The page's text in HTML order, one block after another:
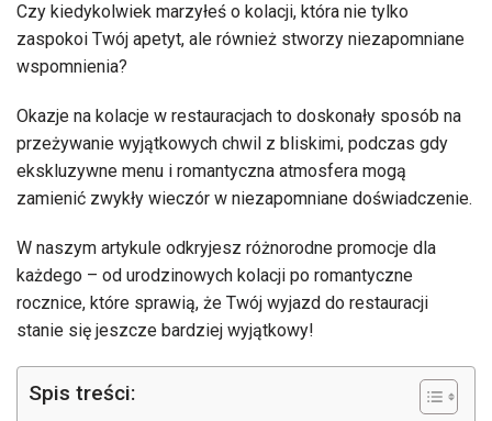
Czy kiedykolwiek marzyłeś o kolacji, która nie tylko
zaspokoi Twój apetyt, ale również stworzy niezapomniane
wspomnienia?
Okazje na kolacje w restauracjach to doskonały sposób na
przeżywanie wyjątkowych chwil z bliskimi, podczas gdy
ekskluzywne menu i romantyczna atmosfera mogą
zamienić zwykły wieczór w niezapomniane doświadczenie.
W naszym artykule odkryjesz różnorodne promocje dla
każdego – od urodzinowych kolacji po romantyczne
rocznice, które sprawią, że Twój wyjazd do restauracji
stanie się jeszcze bardziej wyjątkowy!
Spis treści: